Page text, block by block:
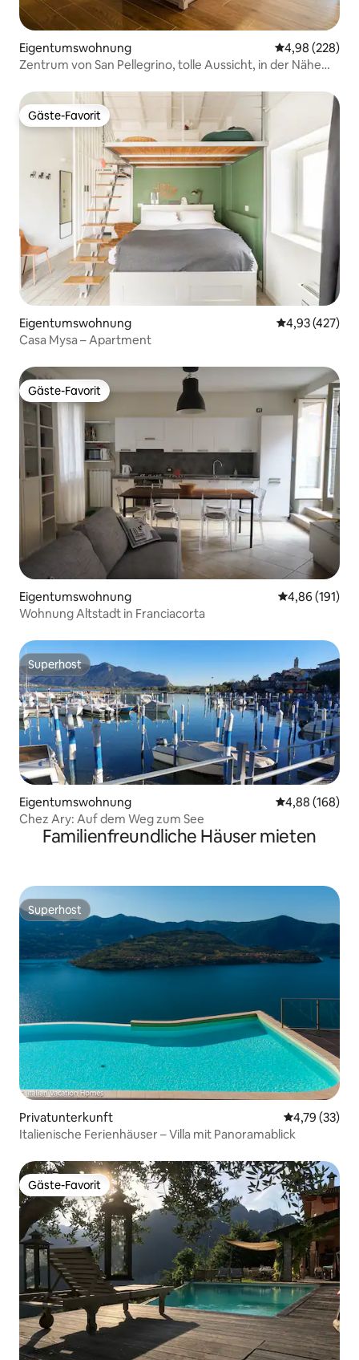
Eigentumswohnung
4,98 (228)
Zentrum von San Pellegrino, tolle Aussicht, in der Nähe
Gäste-Favorit
Gäste-Favorit
Eigentumswohnung
4,93 (427)
Casa Mysa – Apartment
Gäste-Favorit
Gäste-Favorit
Eigentumswohnung
4,86 (191)
Wohnung Altstadt in Franciacorta
Superhost
Superhost
Eigentumswohnung
4,88 (168)
Chez Ary: Auf dem Weg zum See
Familienfreundliche Häuser mieten
Superhost
Superhost
Privatunterkunft
4,79 (33)
Italienische Ferienhäuser – Villa mit Panoramablick
Gäste-Favorit
Gäste-Favorit